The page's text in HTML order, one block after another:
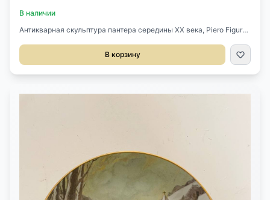
В наличии
Антикварная скульптура пантера середины XX века, Piero Figura
лапках.Размер 76х26х25h см.
В корзину